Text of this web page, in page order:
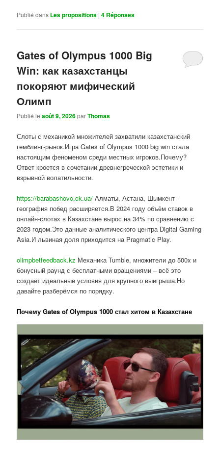
Publié dans Les propositions |4 Réponses
Gates of Olympus 1000 Big
Win: как казахстанцы
покоряют мифический
Олимп
Publié leaoût 9, 2026parThomas
Слоты с механикой множителей захватили казахстанский
гемблинг-рынок.Игра Gates of Olympus 1000 big win стала
настоящим феноменом среди местных игроков.Почему?
Ответ кроется в сочетании древнегреческой эстетики и
взрывной волатильности.
https://barabashovo.ck.ua/ Алматы, Астана, Шымкент –
география побед расширяется.В 2024 году объём ставок в
онлайн-слотах в Казахстане вырос на 34% по сравнению с
2023 годом.Это данные аналитического центра Digital Gaming
Asia.И львиная доля приходится на Pragmatic Play.
olimpbetfeedback.kz Механика Tumble, множители до 500x и
бонусный раунд с бесплатными вращениями – всё это
создаёт идеальные условия для крупного выигрыша.Но
давайте разберёмся по порядку.
Почему Gates of Olympus 1000 стал хитом в Казахстане